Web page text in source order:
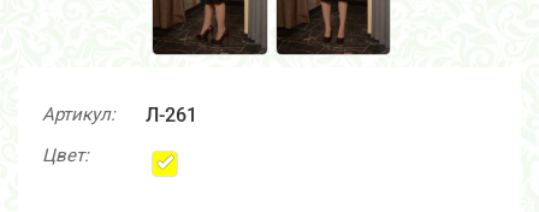
Артикул: Л-261
Цвет: